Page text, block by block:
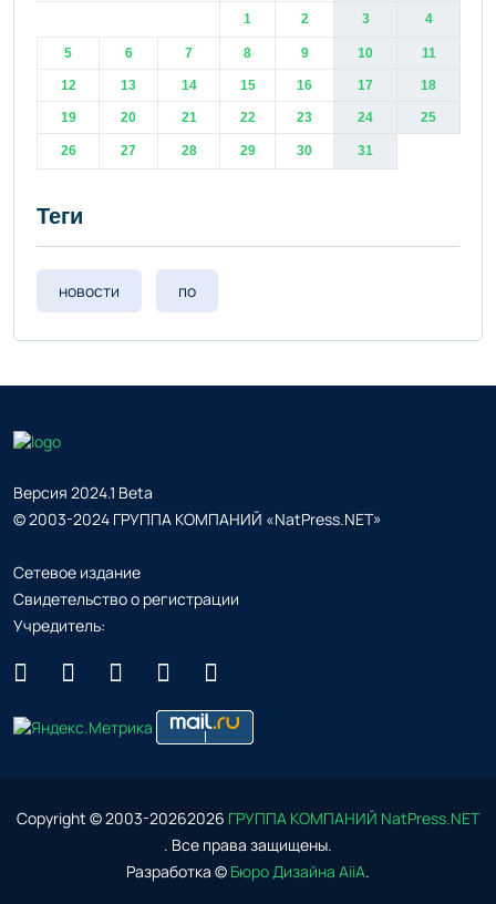
1 2 3 4
5 6 7 8 9 10 11
12 13 14 15 16 17 18
19 20 21 22 23 24 25
26 27 28 29 30 31
Теги
новости по
Версия 2024.1 Beta
© 2003-2024 ГРУППА КОМПАНИЙ «NatPress.NET»
Сетевое издание
Свидетельство о регистрации
Учредитель:
Copyright © 2003-20262026 ГРУППА КОМПАНИЙ NatPress.NET
. Все права защищены.
Разработка © Бюро Дизайна AiiA.